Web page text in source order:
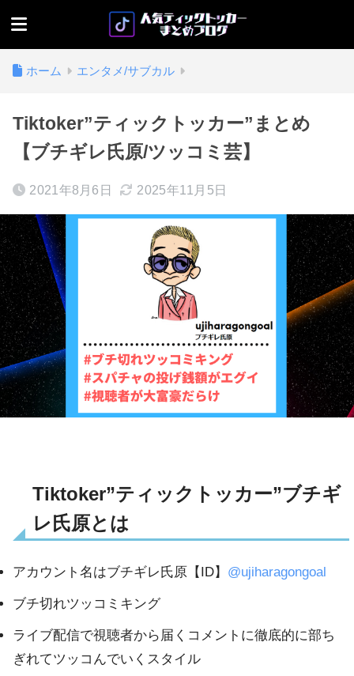
ホーム エンタメ/サブカル
Tiktoker”ティックトッカー”まとめ
【ブチギレ氏原/ツッコミ芸】
2021年8月6日 2025年11月5日
Tiktoker”ティックトッカー”ブチギ
レ氏原とは
アカウント名はブチギレ氏原【ID】 @ujiharagongoal
ブチ切れツッコミキング
ライブ配信で視聴者から届くコメントに徹底的に部ち
ぎれてツッコんでいくスタイル